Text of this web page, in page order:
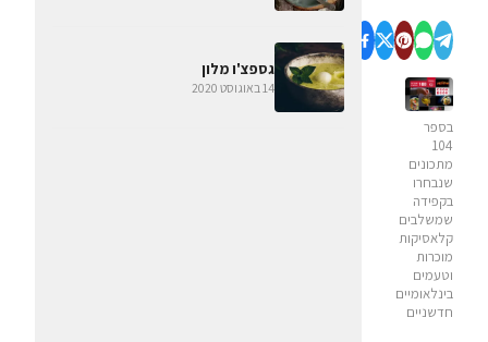
בספר
104
מתכונים
שנבחרו
בקפידה
שמשלבים
קלאסיקות
מוכרות
וטעמים
בינלאומיים
חדשניים
גספצ'ו מלון
14 באוגוסט 2020